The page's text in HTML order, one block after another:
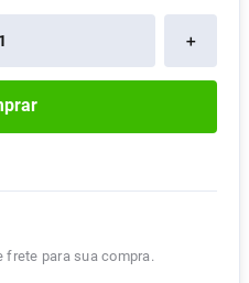
＋
frete para sua compra.